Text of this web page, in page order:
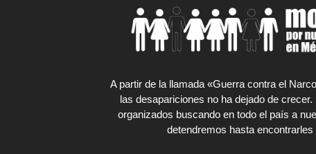
A partir de la llamada «Guerra contra el
las desapariciones no ha dejado de
organizados buscando en todo el país a
detendremos hasta